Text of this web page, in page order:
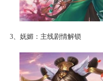
3、妩媚：主线剧情解锁